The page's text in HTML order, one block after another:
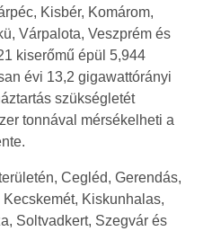
Kisbér, Komárom,
Várpalota, Veszprém és
kiserőmű épül 5,944
évi 13,2 gigawattórányi
szükségletét
tonnával mérsékelheti a
Cegléd, Gerendás,
Kiskunhalas,
Soltvadkert, Szegvár és